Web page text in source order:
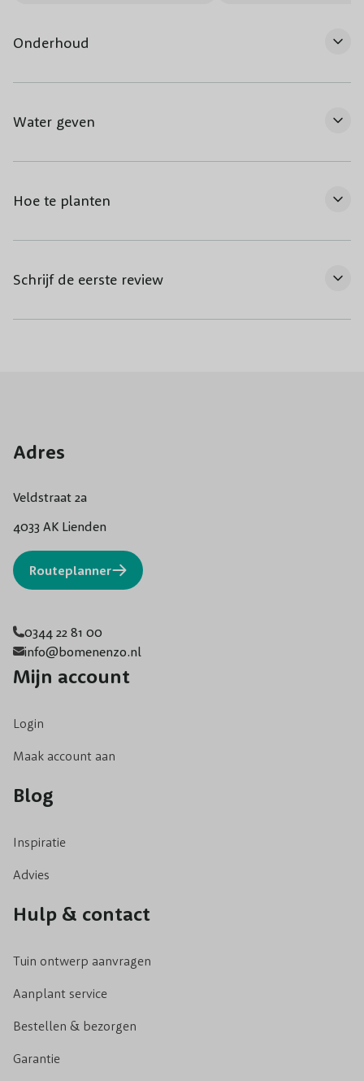
Onderhoud
Water geven
Hoe te planten
Schrijf de eerste review
Adres
Veldstraat 2a
4033 AK Lienden
Routeplanner
0344 22 81 00
info@bomenenzo.nl
Mijn account
Login
Maak account aan
Blog
Inspiratie
Advies
Hulp & contact
Tuin ontwerp aanvragen
Aanplant service
Bestellen & bezorgen
Garantie